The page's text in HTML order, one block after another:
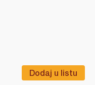
Dodaj u listu